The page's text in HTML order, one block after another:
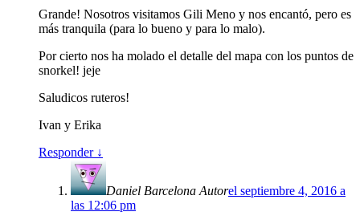
Grande! Nosotros visitamos Gili Meno y nos encantó, pero es
más tranquila (para lo bueno y para lo malo).
Por cierto nos ha molado el detalle del mapa con los puntos de
snorkel! jeje
Saludicos ruteros!
Ivan y Erika
Responder ↓
Daniel Barcelona Autorel septiembre 4, 2016 a
las 12:06 pm